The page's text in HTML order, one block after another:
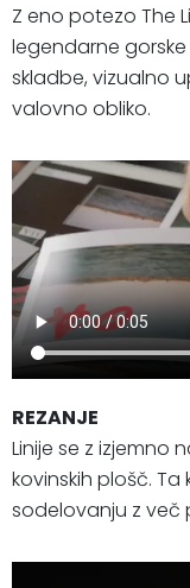
Z eno potezo The
legendarne
skladbe, vizualno
valovno obliko.
REZANJE
Linije se z izjemno
kovinskih plošč. Ta
sodelovanju z več